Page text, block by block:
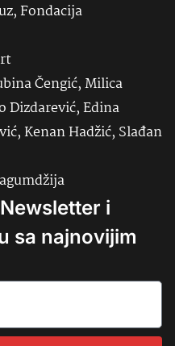
Fondacija
Čengić, Milica
Dizdarević, Edina
Kenan Hadžić, Slađan
i
sa najnovijim